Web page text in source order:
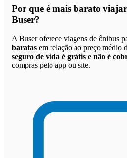
Por que é mais barato
Buser?
A Buser oferece viagens de ônibus
baratas em relação ao preço médio
seguro de vida é grátis e não é
compras pelo app ou site.